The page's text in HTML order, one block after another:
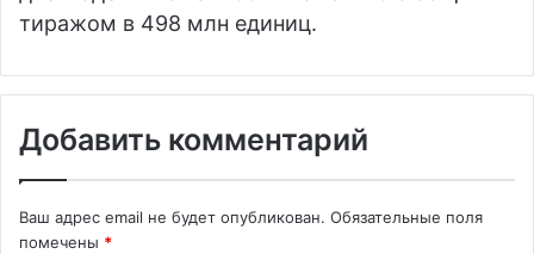
тиражом в 498 млн единиц.
Добавить комментарий
Ваш адрес email не будет опубликован. Обязательные поля
помечены *